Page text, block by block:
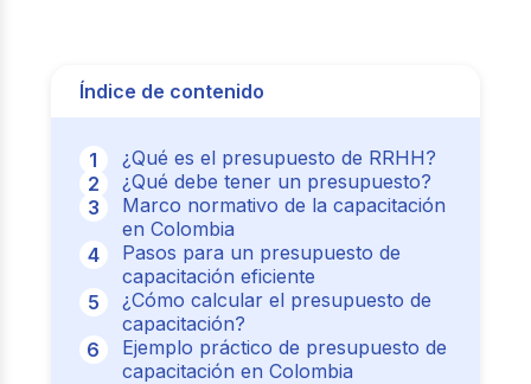
Índice de contenido
¿Qué es el presupuesto de RRHH?
¿Qué debe tener un presupuesto?
Marco normativo de la capacitación
en Colombia
Pasos para un presupuesto de
capacitación eficiente
¿Cómo calcular el presupuesto de
capacitación?
Ejemplo práctico de presupuesto de
capacitación en Colombia